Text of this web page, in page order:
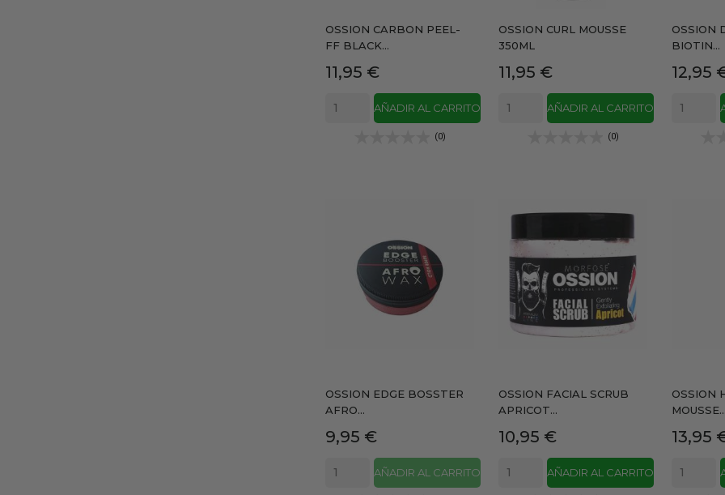
OSSION CARBON PEEL-
FF BLACK...
Precio
11,95 €
AÑADIR AL CARRITO
(0)
OSSION CURL MOUSSE
350ML
Precio
11,95 €
AÑADIR AL CARRITO
(0)
OSSION
BIOTIN...
Precio
12,95
OSSION EDGE BOSSTER
AFRO...
Precio
9,95 €
AÑADIR AL CARRITO
OSSION FACIAL SCRUB
APRICOT...
Precio
10,95 €
AÑADIR AL CARRITO
OSSION
MOUSSE...
Precio
13,95